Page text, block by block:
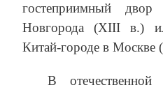
гостеприимный двор
Новгорода (XIII в.)
Китай-городе в Москве
В